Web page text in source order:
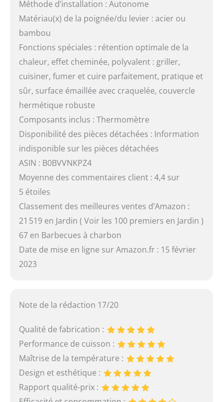
Méthode d’installation : Autonome
Matériau(x) de la poignée/du levier : acier ou
bambou
Fonctions spéciales : rétention optimale de la
chaleur, effet cheminée, polyvalent : griller,
cuisiner, fumer et cuire parfaitement, pratique et
sûr, surface émaillée avec craquelée, couvercle
hermétique robuste
Composants inclus : Thermomètre
Disponibilité des pièces détachées : Information
indisponible sur les pièces détachées
ASIN : B0BVVNKPZ4
Moyenne des commentaires client : 4,4 sur
5 étoiles
Classement des meilleures ventes d’Amazon :
21 519 en Jardin ( Voir les 100 premiers en Jardin )
67 en Barbecues à charbon
Date de mise en ligne sur Amazon.fr : 15 février
2023
Note de la rédaction 17/20
Qualité de fabrication :
Performance de cuisson :
Maîtrise de la température :
Design et esthétique :
Rapport qualité-prix :